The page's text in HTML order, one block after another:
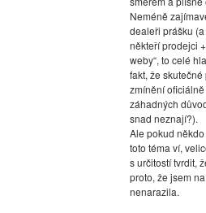
Neméně
dealeři prášku
někteří prodejci
weby“, to celé
fakt, že
zmínění
záhadných
snad neznají?).
Ale pokud
toto téma ví,
s určitostí tvrdit,
proto, že jsem
nenarazila.